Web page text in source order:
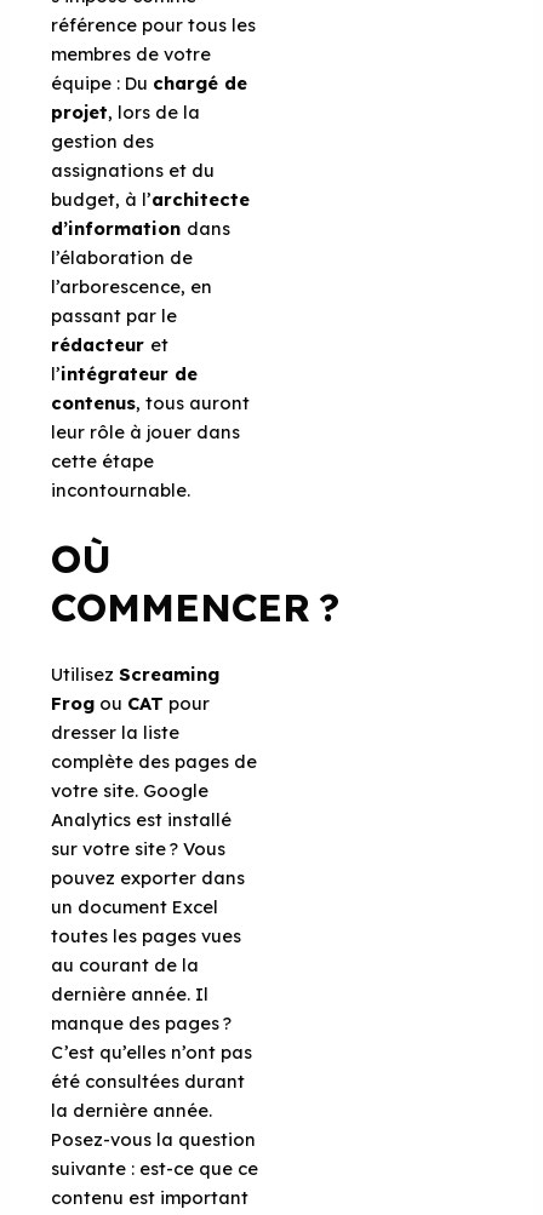
référence pour tous les
membres de votre
équipe : Du chargé de
projet, lors de la
gestion des
assignations et du
budget, à l’architecte
d’information dans
l’élaboration de
l’arborescence, en
passant par le
rédacteur et
l’intégrateur de
contenus, tous auront
leur rôle à jouer dans
cette étape
incontournable.
OÙ
COMMENCER ?
UtilisezScreaming
Frog ou CAT pour
dresser la liste
complète des pages de
votre site. Google
Analytics est installé
sur votre site ? Vous
pouvez exporter dans
un document Excel
toutes les pages vues
au courant de la
dernière année. Il
manque des pages ?
C’est qu’elles n’ont pas
été consultées durant
la dernière année.
Posez-vous la question
suivante : est-ce que ce
contenu est important